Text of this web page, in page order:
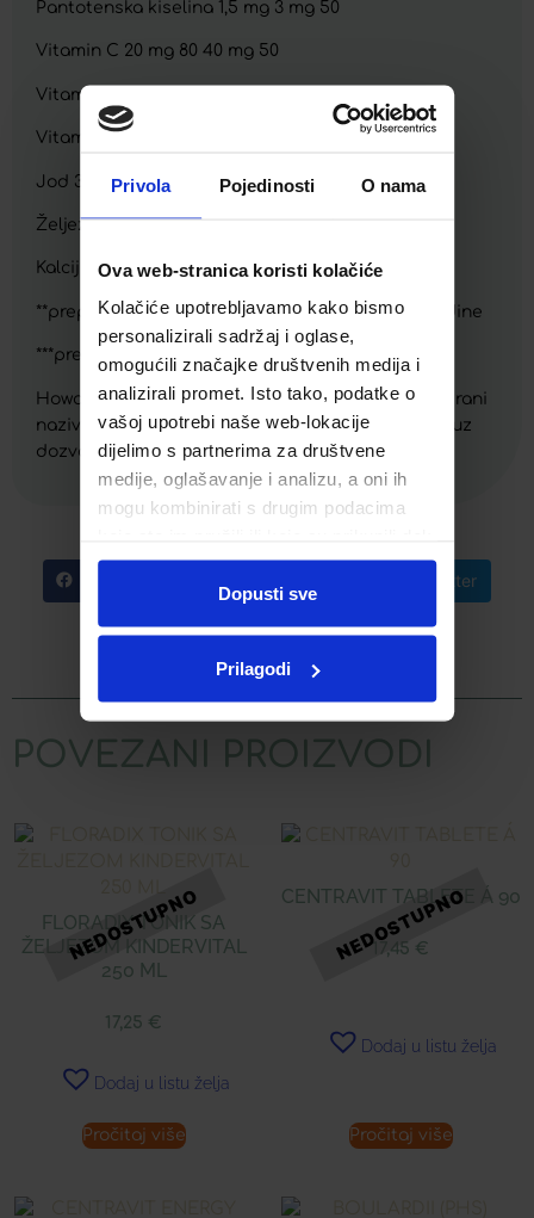
Privola Pojedinosti O nama
Ova web-stranica koristi kolačiće
Kolačiće upotrebljavamo kako bismo
personalizirali sadržaj i oglase,
omogućili značajke društvenih medija i
analizirali promet. Isto tako, podatke o
vašoj upotrebi naše web-lokacije
dijelimo s partnerima za društvene
medije, oglašavanje i analizu, a oni ih
mogu kombinirati s drugim podacima
ste upotrebljavali njihove usluge.
Dopusti sve
Prilagodi
Pantotenska kiselina 1,5 mg 3 mg 50
Vitamin C 20 mg 80 40 mg 50
Vitamin D 2,5 µg 25 5 µg 100
Vitamin E 3 mg 6 mg 50
Jod 37,5 µg 54 75 µg 50
Željezo 1,75 mg 29 3,5 mg 25
Kalcij 60 mg 15 120 mg 15
**preporučeni dnevni unos za djecu od 1 do 3 godine
***preporučeni dnevni unos
Howaru®, HN019™ i HN001™ su zaštićeni ili licencirani
nazivi poduzeća DuPont i Milsing d.o.o. ih koristi uz
dozvolu.
Twitter
WhatsApp Email
POVEZANI PROIZVODI
FLORADIX TONIK SA
ŽELJEZOM KINDERVITAL
250 ML
17,25 €
Dodaj u listu želja
Pročitaj više
CENTRAVIT TABLETE Á 90
17,45 €
Dodaj u listu želja
Pročitaj više